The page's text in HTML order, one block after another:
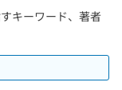
キーワード、著者